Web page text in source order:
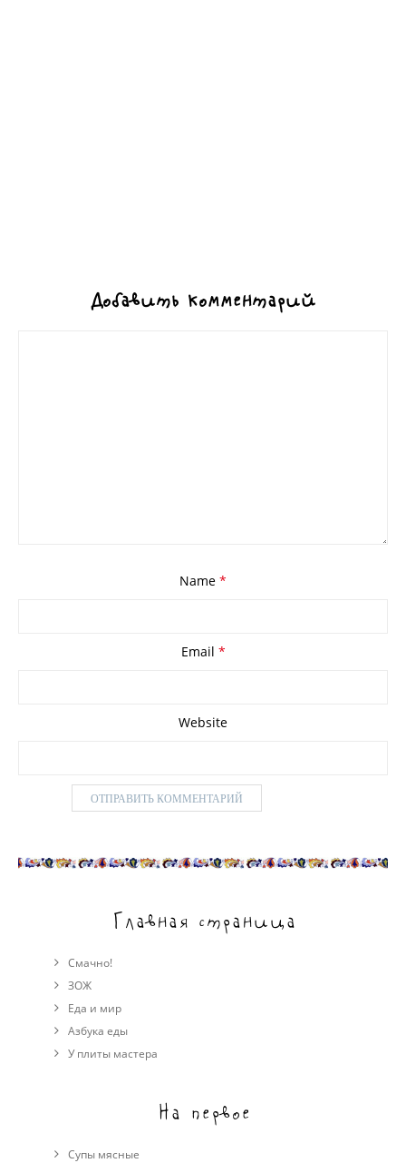
Добавить комментарий
Name *
Email *
Website
Главная страница
Смачно!
ЗОЖ
Еда и мир
Азбука еды
У плиты мастера
На первое
Супы мясные